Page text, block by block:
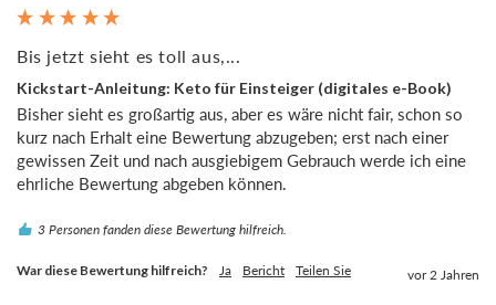
Bis jetzt sieht es toll aus,...
Kickstart-Anleitung: Keto für Einsteiger (digitales e-Book)
Bisher sieht es großartig aus, aber es wäre nicht fair, schon so
kurz nach Erhalt eine Bewertung abzugeben; erst nach einer
gewissen Zeit und nach ausgiebigem Gebrauch werde ich eine
ehrliche Bewertung abgeben können.
3 Personen fanden diese Bewertung hilfreich.
War diese Bewertung hilfreich? Ja Bericht Teilen Sie vor 2 Jahren